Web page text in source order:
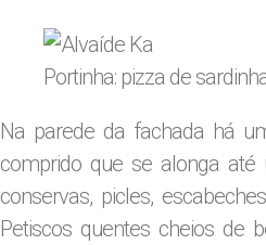
Portinha: pizza de
Na parede da fachada há
comprido que se alonga
conservas, picles,
Petiscos quentes cheios de